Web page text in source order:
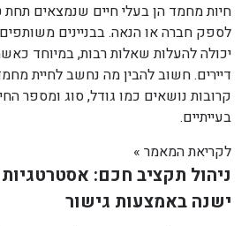
חיות מחמד הן בעלי חיים שנמצאים
לספק חברה או הנאה. בבניינים
יכולה להעלות שאלות רבות, במיוחד
דיירים. חשוב להבין מה נחשב לחיית
קרובות נושאים כמו גודל, סוג ומספר
בעייתיים.
לקריאת המאמר »
ניהול תקציב חכם:
ישנה באמצעות גישור